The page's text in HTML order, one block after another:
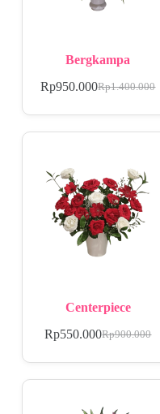
Bergkampa
Rp1.400.000
Rp950.000
Centerpiece
Rp900.000
Rp550.000